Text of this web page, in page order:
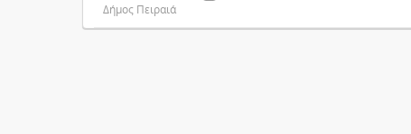
Δήμος Πειραιά